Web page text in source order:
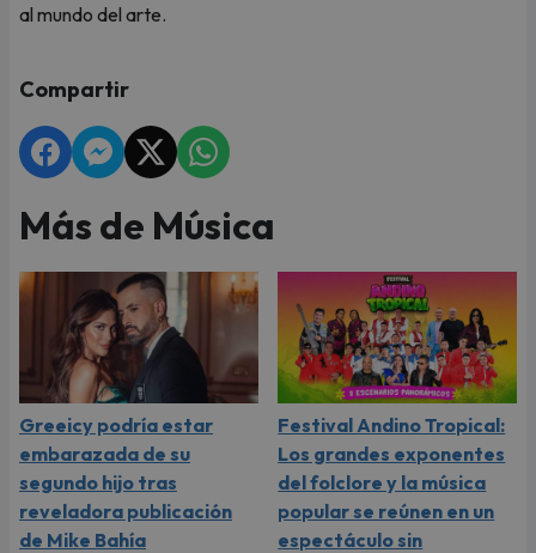
al mundo del arte.
Compartir
Más de Música
Greeicy podría estar
embarazada de su
segundo hijo tras
reveladora publicación
de Mike Bahía
Festival Andino Tropical:
Los grandes exponentes
del folclore y la música
popular se reúnen en un
espectáculo sin